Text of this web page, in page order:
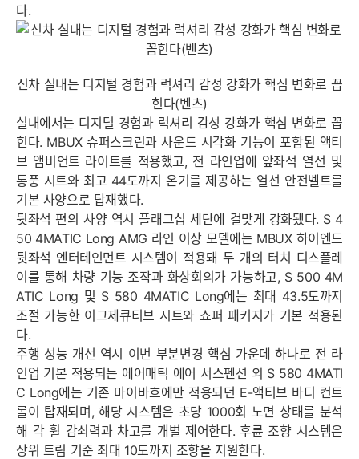
다.
신차 실내는 디지털 경험과 럭셔리 감성 강화가 핵심 변화로 꼽
힌다(벤츠)
실내에서는 디지털 경험과 럭셔리 감성 강화가 핵심 변화로 꼽
힌다. MBUX 슈퍼스크린과 사운드 시각화 기능이 포함된 액티
브 앰비언트 라이트를 적용했고, 전 라인업에 앞좌석 열선 및
통풍 시트와 최고 44도까지 온기를 제공하는 열선 안전벨트를
기본 사양으로 탑재했다.
뒷좌석 편의 사양 역시 플래그십 세단에 걸맞게 강화됐다. S 4
50 4MATIC Long AMG 라인 이상 모델에는 MBUX 하이엔드
뒷좌석 엔터테인먼트 시스템이 적용돼 두 개의 터치 디스플레
이를 통해 차량 기능 조작과 화상회의가 가능하고, S 500 4M
ATIC Long 및 S 580 4MATIC Long에는 최대 43.5도까지
조절 가능한 이그제큐티브 시트와 쇼퍼 패키지가 기본 적용된
다.
주행 성능 개선 역시 이번 부분변경 핵심 가운데 하나로 전 라
인업 기본 적용되는 에어매틱 에어 서스펜션 외 S 580 4MATI
C Long에는 기존 마이바흐에만 적용되던 E-액티브 바디 컨트
롤이 탑재되며, 해당 시스템은 초당 1000회 노면 상태를 분석
해 각 휠 감쇠력과 차고를 개별 제어한다. 후륜 조향 시스템은
상위 트림 기준 최대 10도까지 조향을 지원한다.